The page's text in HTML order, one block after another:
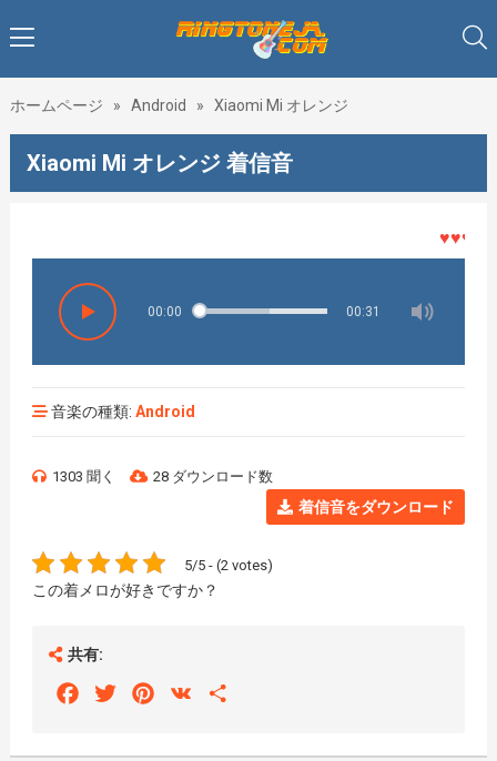
ホームページ » Android » Xiaomi Mi オレンジ
Xiaomi Mi オレンジ 着信音
♥♥♥着メ
00:00 00:31
音楽の種類: Android
1303 聞く 28 ダウンロード数
着信音をダウンロード
5/5 - (2 votes)
この着メロが好きですか？
共有:
FacebookTwitterPinterest
VK